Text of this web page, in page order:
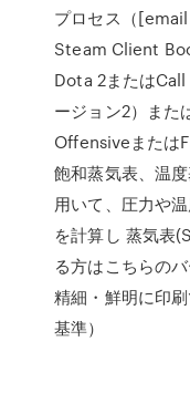
プロセス（
Steam Client
Dota 2または
ージョン2）ま
Offensiveまたは
飽和蒸気表、温
用いて、圧力や
を計算し 蒸気表
る方はこちらの
精細・鮮明に印
基準）